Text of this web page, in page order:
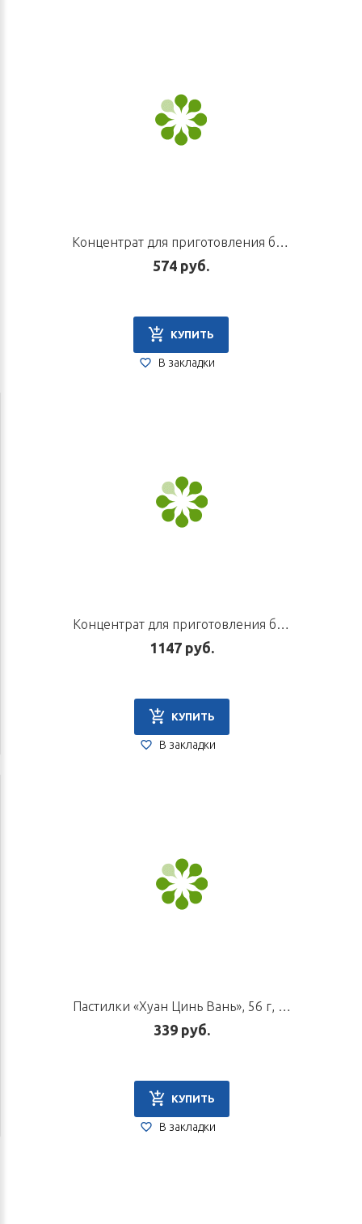
Концентрат для приготовления безалкогольного напитка «Сяо Цзянь Чжун Тан», флакон 100 мл
574 руб.
КУПИТЬ
В закладки
Концентрат для приготовления быстрорастворимого напитка «Гуань Цзе Кэли», 100 г
1147 руб.
КУПИТЬ
В закладки
Пастилки «Хуан Цинь Вань», 56 г, 10 шт.
339 руб.
КУПИТЬ
В закладки